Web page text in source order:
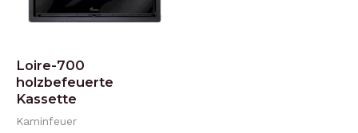
Loire-700
holzbefeuerte
Kassette
Kaminfeuer